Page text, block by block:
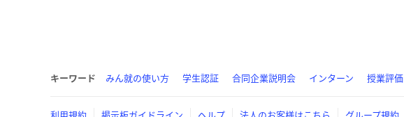
キーワード みん就の使い方 学生認証 合同企業説明会 インターン 授業評価